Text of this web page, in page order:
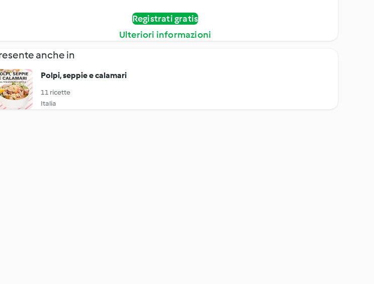
Registrati gratis
Ulteriori informazioni
anche in
Polpi, seppie e calamari
11 ricette
Italia